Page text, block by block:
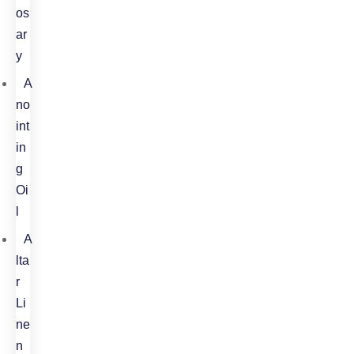
os
ar
y
A
no
int
in
g
Oi
A
lta
r
Li
ne
n